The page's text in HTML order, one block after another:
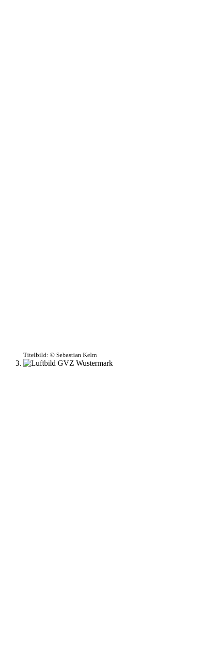
Titelbild: © Sebastian Kelm